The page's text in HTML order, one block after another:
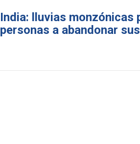
India: lluvias monzónicas
personas a abandonar